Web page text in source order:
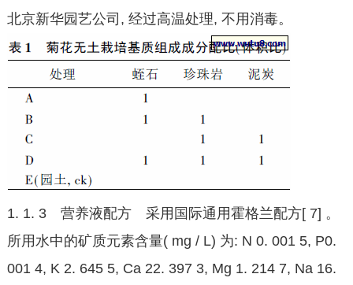
北京新华园艺公司, 经过高温处理, 不用消毒。
1. 1. 3 营养液配方 采用国际通用霍格兰配方[ 7] 。
所用水中的矿质元素含量( mg / L) 为: N 0. 001 5, P0.
001 4, K 2. 645 5, Ca 22. 397 3, Mg 1. 214 7, Na 16.